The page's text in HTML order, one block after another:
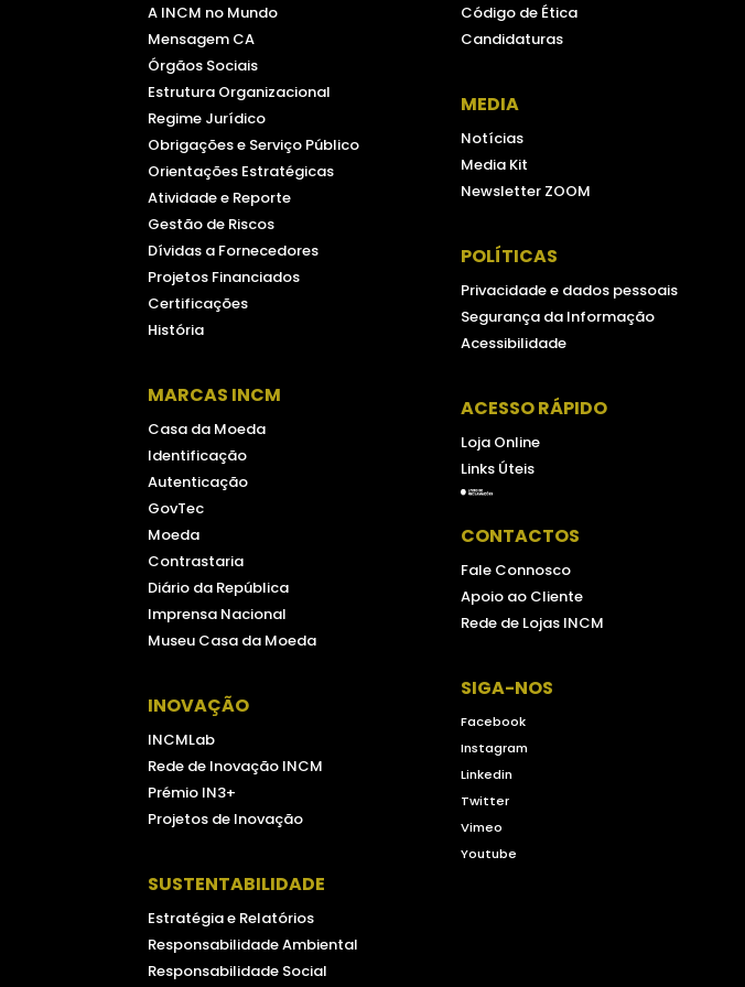
A INCM no Mundo
Mensagem CA
Órgãos Sociais
Estrutura Organizacional
Regime Jurídico
Obrigações e Serviço Público
Orientações Estratégicas
Atividade e Reporte
Gestão de Riscos
Dívidas a Fornecedores
Projetos Financiados
Certificações
História
MARCAS INCM
Casa da Moeda
Identificação
Autenticação
GovTec
Moeda
Contrastaria
Diário da República
Imprensa Nacional
Museu Casa da Moeda
INOVAÇÃO
INCMLab
Rede de Inovação INCM
Prémio IN3+
Projetos de Inovação
SUSTENTABILIDADE
Estratégia e Relatórios
Responsabilidade Ambiental
Responsabilidade Social
Código de Ética
Candidaturas
MEDIA
Notícias
Media Kit
Newsletter ZOOM
POLÍTICAS
Privacidade e dados pessoais
Segurança da Informação
Acessibilidade
ACESSO RÁPIDO
Loja Online
Links Úteis
CONTACTOS
Fale Connosco
Apoio ao Cliente
Rede de Lojas INCM
SIGA-NOS
Facebook
Instagram
Linkedin
Twitter
Vimeo
Youtube